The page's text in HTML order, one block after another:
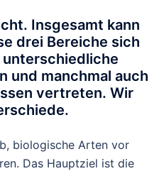
Insgesamt kann
drei Bereiche sich
und manchmal auch
vertreten. Wir
biologische Arten vor
Das Hauptziel ist die